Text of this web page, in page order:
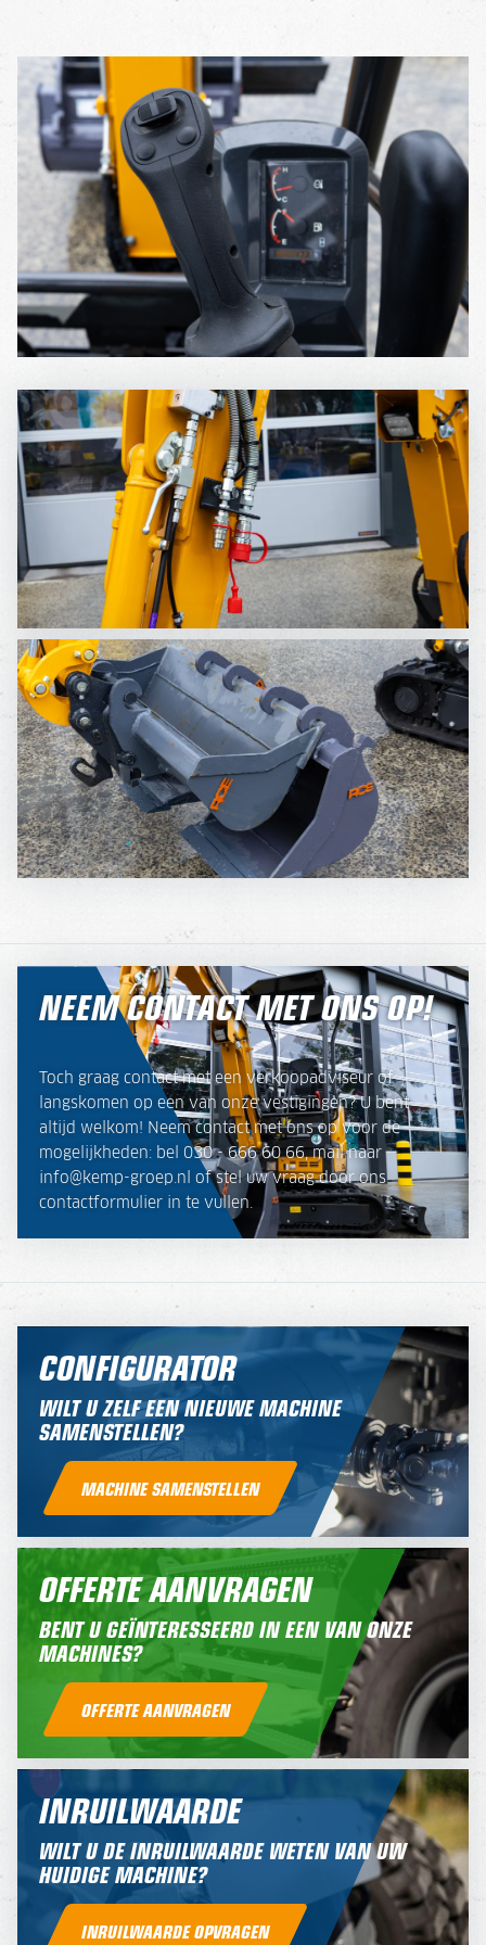
NEEM CONTACT MET ONS OP!
Toch graag contact met een verkoopadviseur of
langskomen op een van onze vestigingen? U bent
altijd welkom! Neem contact met ons op voor de
mogelijkheden: bel 030 - 666 60 66, mail naar
info@kemp-groep.nl of stel uw vraag door ons
contactformulier in te vullen.
CONFIGURATOR
WILT U ZELF EEN NIEUWE MACHINE
SAMENSTELLEN?
MACHINE SAMENSTELLEN
OFFERTE AANVRAGEN
BENT U GEÏNTERESSEERD IN EEN VAN ONZE
MACHINES?
OFFERTE AANVRAGEN
INRUILWAARDE
WILT U DE INRUILWAARDE WETEN VAN UW
HUIDIGE MACHINE?
INRUILWAARDE OPVRAGEN